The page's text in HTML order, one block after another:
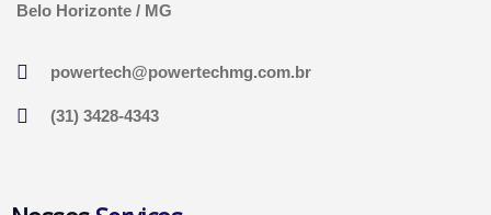
Belo Horizonte / MG
powertech@powertechmg.com.br
(31) 3428-4343